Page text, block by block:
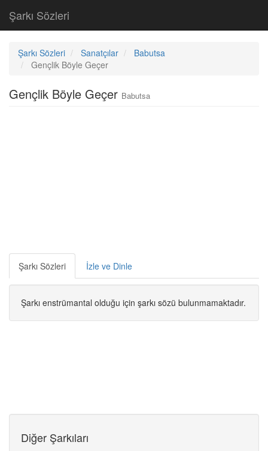
Şarkı Sözleri
Şarkı Sözleri Sanatçılar
Babutsa
Gençlik Böyle Geçer
Gençlik Böyle Geçer Babutsa
Şarkı Sözleri İzle ve Dinle
Şarkı enstrümantal olduğu için şarkı sözü bulunmamaktadır.
Diğer Şarkıları